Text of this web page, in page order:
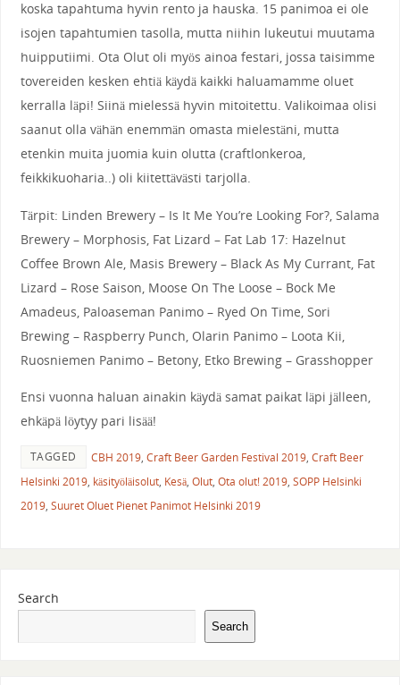
koska tapahtuma hyvin rento ja hauska. 15 panimoa ei ole
isojen tapahtumien tasolla, mutta niihin lukeutui muutama
huipputiimi. Ota Olut oli myös ainoa festari, jossa taisimme
tovereiden kesken ehtiä käydä kaikki haluamamme oluet
kerralla läpi! Siinä mielessä hyvin mitoitettu. Valikoimaa olisi
saanut olla vähän enemmän omasta mielestäni, mutta
etenkin muita juomia kuin olutta (craftlonkeroa,
feikkikuoharia..) oli kiitettävästi tarjolla.
Tärpit: Linden Brewery – Is It Me You’re Looking For?, Salama
Brewery – Morphosis, Fat Lizard – Fat Lab 17: Hazelnut
Coffee Brown Ale, Masis Brewery – Black As My Currant, Fat
Lizard – Rose Saison, Moose On The Loose – Bock Me
Amadeus, Paloaseman Panimo – Ryed On Time, Sori
Brewing – Raspberry Punch, Olarin Panimo – Loota Kii,
Ruosniemen Panimo – Betony, Etko Brewing – Grasshopper
Ensi vuonna haluan ainakin käydä samat paikat läpi jälleen,
ehkäpä löytyy pari lisää!
TAGGED CBH 2019, Craft Beer Garden Festival 2019, Craft Beer
Helsinki 2019, käsityöläisolut, Kesä, Olut, Ota olut! 2019, SOPP Helsinki
2019, Suuret Oluet Pienet Panimot Helsinki 2019
Search
Search